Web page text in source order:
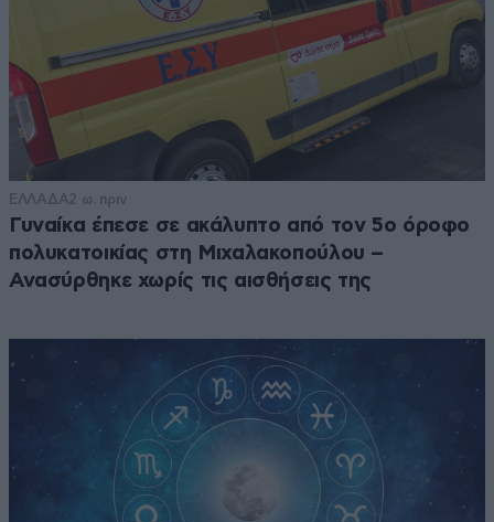
ΕΛΛΑΔΑ2 ω. πριν
Γυναίκα έπεσε σε ακάλυπτο από τον 5ο όροφο
πολυκατοικίας στη Μιχαλακοπούλου –
Ανασύρθηκε χωρίς τις αισθήσεις της